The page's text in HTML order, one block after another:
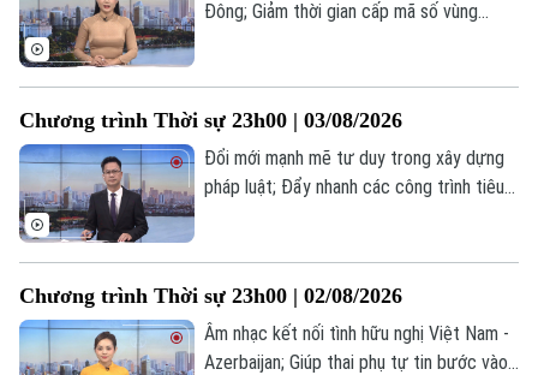
Tư vấn sức khỏe
Quần vợt
Golf
Giải trí
Tin tức
Sao
Điện ảnh
Thời trang
Âm nhạc
Đã phát sóng
Đông; Giảm thời gian cấp mã số vùng
23h00 hôm nay.
Chương trình Thời sự 23h00 | 03/08/2026
Đổi mới mạnh mẽ tư duy trong xây dựng
pháp luật; Đẩy nhanh các công trình tiêu
23h00 hôm nay.
Chương trình Thời sự 23h00 | 02/08/2026
Âm nhạc kết nối tình hữu nghị Việt Nam -
Azerbaijan; Giúp thai phụ tự tin bước vào